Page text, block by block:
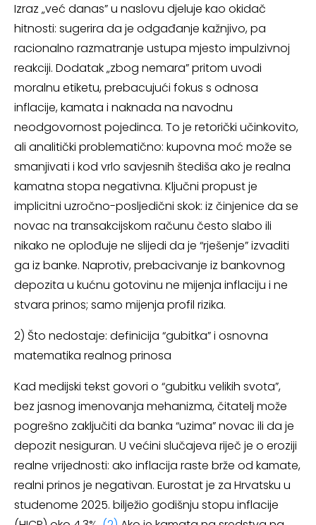
Izraz „već danas” u naslovu djeluje kao okidač
hitnosti: sugerira da je odgađanje kažnjivo, pa
racionalno razmatranje ustupa mjesto impulzivnoj
reakciji. Dodatak „zbog nemara” pritom uvodi
moralnu etiketu, prebacujući fokus s odnosa
inflacije, kamata i naknada na navodnu
neodgovornost pojedinca. To je retorički učinkovito,
ali analitički problematično: kupovna moć može se
smanjivati i kod vrlo savjesnih štediša ako je realna
kamatna stopa negativna. Ključni propust je
implicitni uzročno-posljedični skok: iz činjenice da se
novac na transakcijskom računu često slabo ili
nikako ne oplođuje ne slijedi da je “rješenje” izvaditi
ga iz banke. Naprotiv, prebacivanje iz bankovnog
depozita u kućnu gotovinu ne mijenja inflaciju i ne
stvara prinos; samo mijenja profil rizika.
2) Što nedostaje: definicija “gubitka” i osnovna
matematika realnog prinosa
Kad medijski tekst govori o “gubitku velikih svota”,
bez jasnog imenovanja mehanizma, čitatelj može
pogrešno zaključiti da banka “uzima” novac ili da je
depozit nesiguran. U većini slučajeva riječ je o eroziji
realne vrijednosti: ako inflacija raste brže od kamate,
realni prinos je negativan. Eurostat je za Hrvatsku u
studenome 2025. bilježio godišnju stopu inflacije